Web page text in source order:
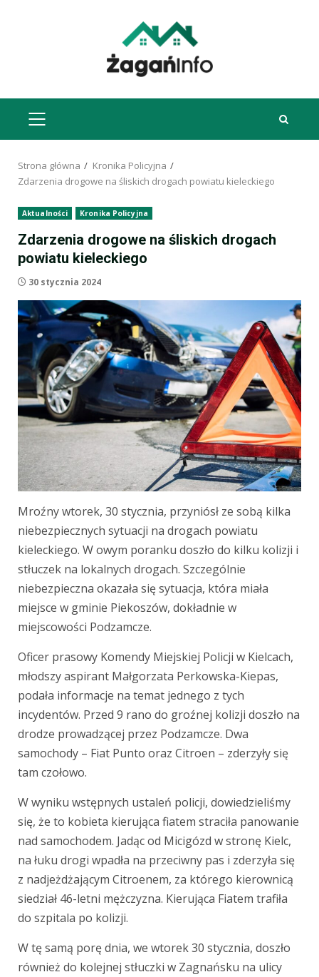
MENU
GŁÓWNE
Strona główna
Kronika Policyjna
Zdarzenia drogowe na śliskich drogach powiatu kieleckiego
Aktualności Kronika Policyjna
Zdarzenia drogowe na śliskich drogach
powiatu kieleckiego
30 stycznia 2024
Mroźny wtorek, 30 stycznia, przyniósł ze sobą kilka
niebezpiecznych sytuacji na drogach powiatu
kieleckiego. W owym poranku doszło do kilku kolizji i
stłuczek na lokalnych drogach. Szczególnie
niebezpieczna okazała się sytuacja, która miała
miejsce w gminie Piekoszów, dokładnie w
miejscowości Podzamcze.
Oficer prasowy Komendy Miejskiej Policji w Kielcach,
młodszy aspirant Małgorzata Perkowska-Kiepas,
podała informacje na temat jednego z tych
incydentów. Przed 9 rano do groźnej kolizji doszło na
drodze prowadzącej przez Podzamcze. Dwa
samochody – Fiat Punto oraz Citroen – zderzyły się
tam czołowo.
W wyniku wstępnych ustaleń policji, dowiedzieliśmy
się, że to kobieta kierująca fiatem straciła panowanie
nad samochodem. Jadąc od Micigózd w stronę Kielc,
na łuku drogi wpadła na przeciwny pas i zderzyła się
z nadjeżdżającym Citroenem, za którego kierownicą
siedział 46-letni mężczyzna. Kierująca Fiatem trafiła
do szpitala po kolizji.
W tę samą porę dnia, we wtorek 30 stycznia, doszło
również do kolejnej stłuczki w Zagnańsku na ulicy